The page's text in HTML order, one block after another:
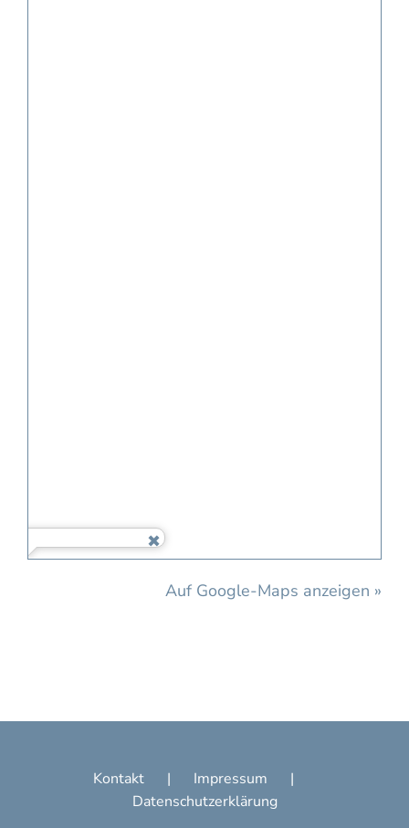
Auf Google-Maps anzeigen »
Kontakt
Impressum
Datenschutzerklärung